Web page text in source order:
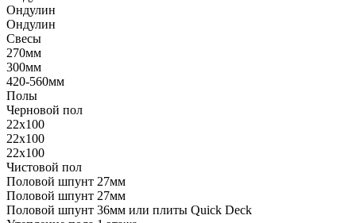
Ондулин
Ондулин
Свесы
270мм
300мм
420-560мм
Полы
Черновой пол
22х100
22х100
22х100
Чистовой пол
Половой шпунт 27мм
Половой шпунт 27мм
Половой шпунт 36мм или плиты Quick Deck